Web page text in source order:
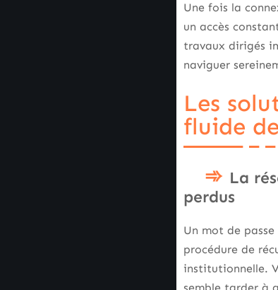
Une fois la
un accès
travaux dirigés
naviguer
Les
fluide
La
perdus
Un mot de
procédure de
institutionnelle.